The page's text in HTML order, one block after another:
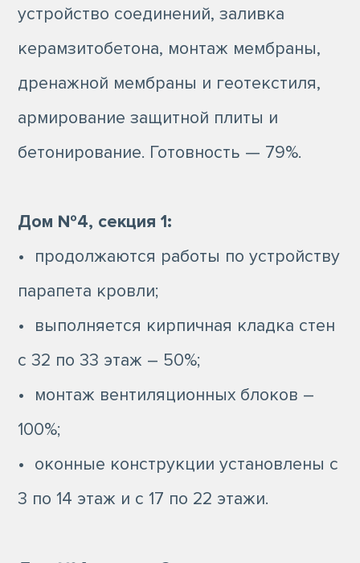
устройство соединений, заливка
керамзитобетона, монтаж мембраны,
дренажной мембраны и геотекстиля,
армирование защитной плиты и
бетонирование. Готовность — 79%.
Дом №4, секция 1:
• продолжаются работы по устройству
парапета кровли;
• выполняется кирпичная кладка стен
с 32 по 33 этаж – 50%;
• монтаж вентиляционных блоков –
100%;
• оконные конструкции установлены с
3 по 14 этаж и с 17 по 22 этажи.